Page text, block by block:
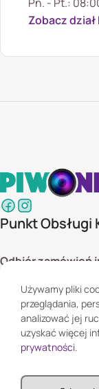
Zobacz dział
Punkt Obsługi
Odbiór zamówień
02-285 Warszawa
Godziny otwarcia:
Pn. - Pt. 08:00 -
Informacje
Używamy pliki
przeglądania,
analizować jej
uzyskać więcej
prywatności.